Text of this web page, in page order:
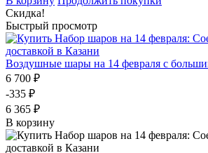
Скидка!
Быстрый просмотр
Воздушные шары на 14 февраля с
6 700 ₽
-335 ₽
6 365 ₽
В корзину